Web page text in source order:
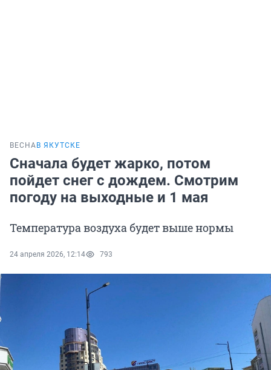
ВЕСНА В ЯКУТСКЕ
Сначала будет жарко, потом
пойдет снег с дождем. Смотрим
погоду на выходные и 1 мая
Температура воздуха будет выше нормы
24 апреля 2026, 12:14 793